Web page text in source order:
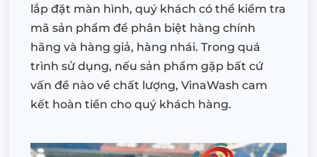
lắp đặt màn hình, quý khách có thể kiểm tra
mã sản phẩm để phân biệt hàng chính
hãng và hàng giả, hàng nhái. Trong quá
trình sử dụng, nếu sản phẩm gặp bất cứ
vấn đề nào về chất lượng, VinaWash cam
kết hoàn tiền cho quý khách hàng.